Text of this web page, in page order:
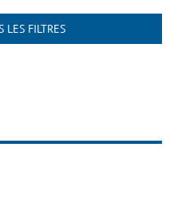
LES FILTRES